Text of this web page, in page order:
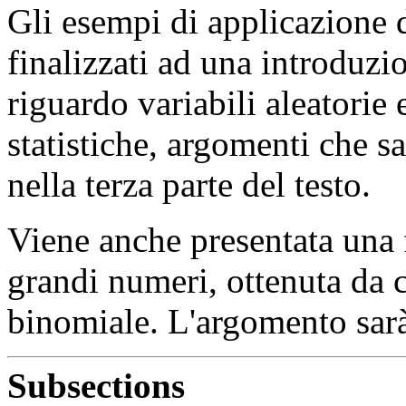
Gli esempi di applicazione
finalizzati ad una
riguardo variabili aleatorie
statistiche, argomenti che
nella terza parte del testo.
Viene anche presentata
grandi numeri, ottenuta da
binomiale. L'argomento
Subsections